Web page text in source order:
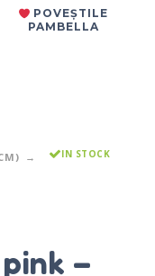
POVEȘTILE
PAMBELLA
IN STOCK
–